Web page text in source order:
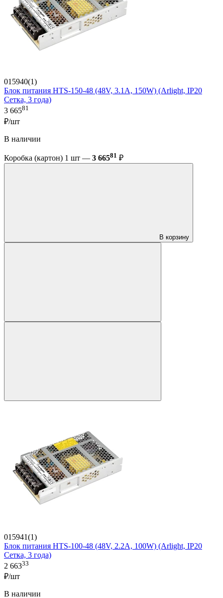
015940(1)
Блок питания HTS-150-48 (48V, 3.1A, 150W) (Arlight, IP20
Сетка, 3 года)
3 66581
₽/шт
В наличии
Коробка (картон) 1 шт — 3 66581 ₽
В корзину
015941(1)
Блок питания HTS-100-48 (48V, 2.2A, 100W) (Arlight, IP20
Сетка, 3 года)
2 66333
₽/шт
В наличии